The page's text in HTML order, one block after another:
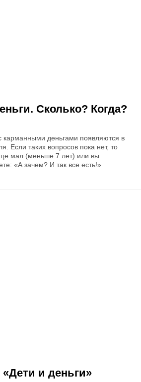
Сколько? Когда?
карманными деньгами появляются в
Если таких вопросов пока нет, то
мал (меньше 7 лет) или вы
«А зачем? И так все есть!»
«Дети и деньги»